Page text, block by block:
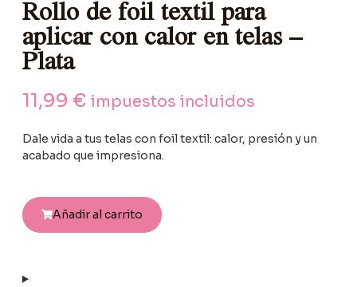
Rollo de foil textil para
aplicar con calor en telas –
Plata
11,99 € impuestos incluidos
Dale vida a tus telas con foil textil: calor, presión y un
acabado que impresiona.
Añadir al carrito